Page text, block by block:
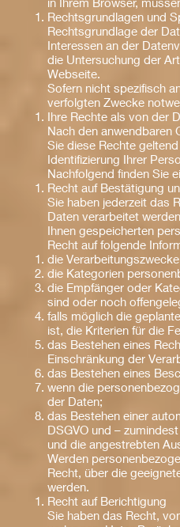
Rechtsgrundlagen und
Rechtsgrundlage der
Interessen an der
die Untersuchung der
Webseite.
Sofern nicht spezifisch
verfolgten Zwecke
Ihre Rechte als von der
Nach den anwendbaren
Sie diese Rechte
Identifizierung Ihrer
Nachfolgend finden Sie
Recht auf Bestätigung
Sie haben jederzeit das
Daten verarbeitet
Ihnen gespeicherten
Recht auf folgende
die
die Kategorien
die Empfänger oder
sind oder noch
falls möglich die
ist, die Kriterien für die
das Bestehen eines
Einschränkung der
das Bestehen eines
wenn die
der Daten;
das Bestehen einer
DSGVO und –
und die angestrebten
Werden
Recht, über die
werden.
Recht auf Berichtigung
Sie haben das Recht,